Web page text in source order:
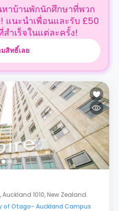
าบ้านพักนักศึกษาที่พวก
แนะนำเพื่อนและรับ £50
ำเร็จในแต่ละครั้ง!
มสิทธิ์เลย
Auckland 1010, New Zealand.
of Otago- Auckland Campus